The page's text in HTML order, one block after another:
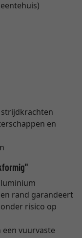
en
rand garandeert
risico op
vuurvaste